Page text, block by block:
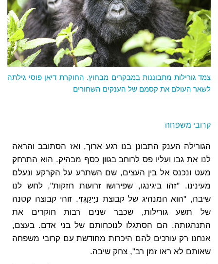
צמד גורילות מתבוננות במבקרים מבחוץ. החוקרת דיאן פוסי גילתה
לשאר העולם את קסמם של הענקים השחורים
קרובי משפחה
הגורילה הענק התבונן בנו רגע ארוך, ואז הסתובב והראה
לנו את גבו ועליו פס לרוחב בגוון כסף מבהיק. הוא התרחק
מעט ונכנס אל בין העצים, שם השתרע על הקרקע ונעלם
מעינינו. "זהו ביגינגו, שפירושו זרועות חזקות", לחש לנו
שיבה, "הוא המנהיג של קבוצת נִיָיקָגֶזִי. זוהי קבוצה קטנה
של תשע גורילות, שכבר שנים רבות חוקרים את
התנהגותה. הם הסתגלו לנוכחותם של בני אדם. בעצם,
אנחנו רק עורכים להם היכרות מחודשת עם קרובי משפחה
שאותם לא ראו זמן רב", צחק שיבה.